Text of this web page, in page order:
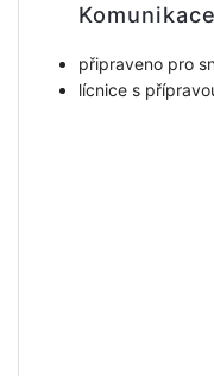
Komunikace
připraveno pro
lícnice s